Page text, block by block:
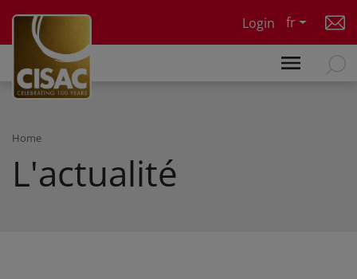
Login
fr
Home
L'actualité